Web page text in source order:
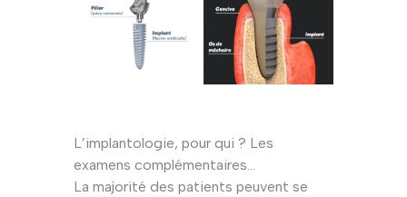
L’implantologie, pour qui ? Les
examens complémentaires…
La majorité des patients peuvent se